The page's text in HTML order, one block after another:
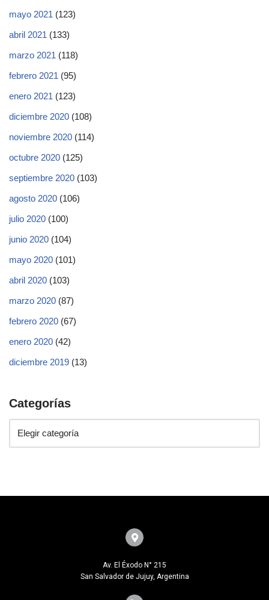
mayo 2021 (123)
abril 2021 (133)
marzo 2021 (118)
febrero 2021 (95)
enero 2021 (123)
diciembre 2020 (108)
noviembre 2020 (114)
octubre 2020 (125)
septiembre 2020 (103)
agosto 2020 (106)
julio 2020 (100)
junio 2020 (104)
mayo 2020 (101)
abril 2020 (103)
marzo 2020 (87)
febrero 2020 (67)
enero 2020 (42)
diciembre 2019 (13)
Categorías
Av. El Éxodo N° 215
San Salvador de Jujuy, Argentina